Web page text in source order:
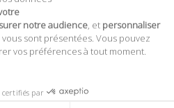
notre audience , et personnaliser
sont présentées. Vous pouvez
vos préférences à tout moment.
certifiés par
I.
and…
and the show was
quality though.